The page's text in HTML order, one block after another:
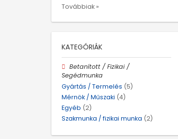
Továbbiak »
KATEGÓRIÁK
Betanított / Fizikai /
Segédmunka
Gyártás / Termelés (5)
Mérnök / Műszaki (4)
Egyéb (2)
Szakmunka / fizikai munka (2)